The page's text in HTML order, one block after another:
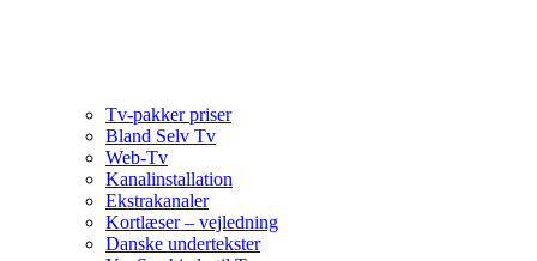
Tv-pakker priser
Bland Selv Tv
Web-Tv
Kanalinstallation
Ekstrakanaler
Kortlæser – vejledning
Danske undertekster